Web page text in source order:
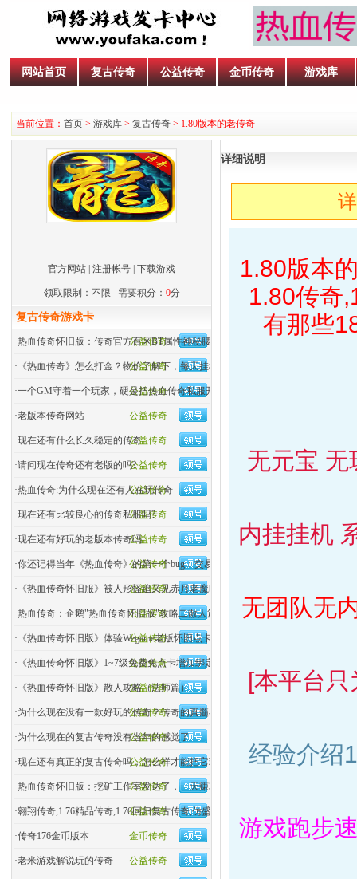
网站首页 复古传奇 公益传奇 金币传奇 游戏库
当前位置： 首页 > 游戏库 > 复古传奇 > 1.80版本的老传奇
官方网站 注册帐号 下载游戏
领取限制：不限 需要积分： 0分
复古传奇游戏卡
公益传奇
·热血传奇怀旧版：传奇官方百区BT属性神秘腰带来历
公益传奇
· 《热血传奇》怎么打金？物价了解下，每天挂机挣个烟钱
公益传奇
·一个GM守着一个玩家，硬是把热血传奇私服开了两年！
公益传奇
·老版本传奇网站
公益传奇
·现在还有什么长久稳定的传奇
公益传奇
·请问现在传奇还有老版的吗?
公益传奇
·热血传奇:为什么现在还有人在玩传奇
公益传奇
·现在还有比较良心的传奇私服吗?
公益传奇
·现在还有好玩的老版本传奇吗
公益传奇
·你还记得当年《热血传奇》的第一个bug：交易bug吗？
公益传奇
· 《热血传奇怀旧服》被人形怪追又见赤月老魔boss
公益传奇
·热血传奇：企鹅"热血传奇怀旧版"攻略二散人篇（战士）
公益传奇
· 《热血传奇怀旧版》体验Wegame老版怀旧点卡模式1.76依
公益传奇
· 《热血传奇怀旧版》1~7级免费免点卡增加绑定金币
公益传奇
· 《热血传奇怀旧版》散人攻略（法师篇）
公益传奇
·为什么现在没有一款好玩的传奇？传奇的真髓在哪？
公益传奇
·为什么现在的复古传奇没有当年的感觉了
公益传奇
·现在还有真正的复古传奇吗，怎么样才能把它玩好
公益传奇
·热血传奇怀旧版：挖矿工作室发达了，一天赚3000
公益传奇
·翱翔传奇,1.76精品传奇,1.76回归复古传奇,仿盛大热血�
金币传奇
·传奇176金币版本
公益传奇
·老米游戏解说玩的传奇
详细说明
1.80版本
1.80传奇
有那些
无元宝 无
内挂挂机
无团队无
[本平台
经验介绍
游戏跑步